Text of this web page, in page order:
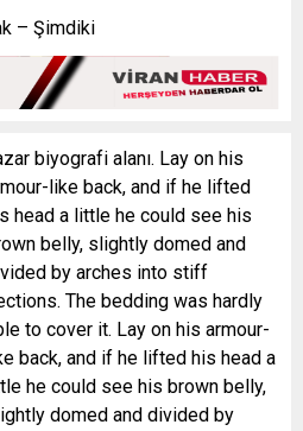
– Şimdiki
biyografi alanı. Lay on his
like back, and if he lifted
head a little he could see his
belly, slightly domed and
by arches into stiff
The bedding was hardly
to cover it. Lay on his armour-
back, and if he lifted his head a
he could see his brown belly,
domed and divided by